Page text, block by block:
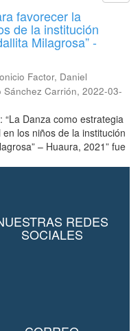
favorecer la
de la institución
Milagrosa” -
Factor, Daniel
Sánchez Carrión, 2022-03-
Danza como estrategia
los niños de la institución
– Huaura, 2021” fue
REDES
SOCIALES